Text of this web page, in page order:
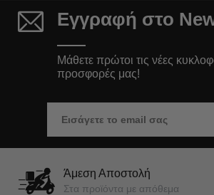
Εγγραφή στο
Μάθετε πρώτοι τις νέες
προσφορές μας!
Άμεση Αποστολή
Στα προϊόντα με απόθεμα